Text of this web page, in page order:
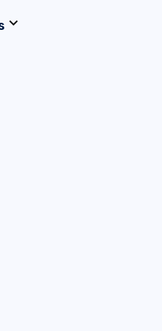
expand_more